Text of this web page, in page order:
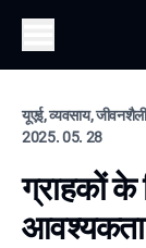
यूएई, व्यवसाय,
2025. 05. 28
ग्राहकों
आवश्यकता